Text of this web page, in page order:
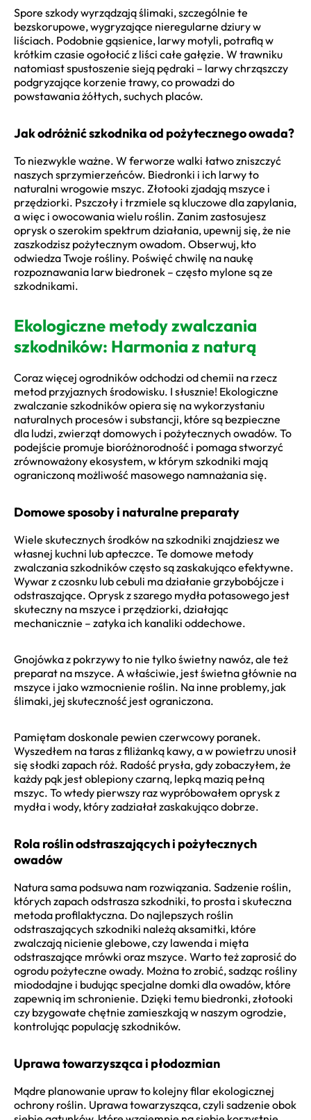
Spore szkody wyrządzają ślimaki, szczególnie te
bezskorupowe, wygryzające nieregularne dziury w
liściach. Podobnie gąsienice, larwy motyli, potrafią w
krótkim czasie ogołocić z liści całe gałęzie. W trawniku
natomiast spustoszenie sieją pędraki – larwy chrząszczy
podgryzające korzenie trawy, co prowadzi do
powstawania żółtych, suchych placów.
Jak odróżnić szkodnika od pożytecznego owada?
To niezwykle ważne. W ferworze walki łatwo zniszczyć
naszych sprzymierzeńców. Biedronki i ich larwy to
naturalni wrogowie mszyc. Złotooki zjadają mszyce i
przędziorki. Pszczoły i trzmiele są kluczowe dla zapylania,
a więc i owocowania wielu roślin. Zanim zastosujesz
oprysk o szerokim spektrum działania, upewnij się, że nie
zaszkodzisz pożytecznym owadom. Obserwuj, kto
odwiedza Twoje rośliny. Poświęć chwilę na naukę
rozpoznawania larw biedronek – często mylone są ze
szkodnikami.
Ekologiczne metody zwalczania
szkodników: Harmonia z naturą
Coraz więcej ogrodników odchodzi od chemii na rzecz
metod przyjaznych środowisku. I słusznie! Ekologiczne
zwalczanie szkodników opiera się na wykorzystaniu
naturalnych procesów i substancji, które są bezpieczne
dla ludzi, zwierząt domowych i pożytecznych owadów. To
podejście promuje bioróżnorodność i pomaga stworzyć
zrównoważony ekosystem, w którym szkodniki mają
ograniczoną możliwość masowego namnażania się.
Domowe sposoby i naturalne preparaty
Wiele skutecznych środków na szkodniki znajdziesz we
własnej kuchni lub apteczce. Te domowe metody
zwalczania szkodników często są zaskakująco efektywne.
Wywar z czosnku lub cebuli ma działanie grzybobójcze i
odstraszające. Oprysk z szarego mydła potasowego jest
skuteczny na mszyce i przędziorki, działając
mechanicznie – zatyka ich kanaliki oddechowe.
Gnojówka z pokrzywy to nie tylko świetny nawóz, ale też
preparat na mszyce. A właściwie, jest świetna głównie na
mszyce i jako wzmocnienie roślin. Na inne problemy, jak
ślimaki, jej skuteczność jest ograniczona.
Pamiętam doskonale pewien czerwcowy poranek.
Wyszedłem na taras z filiżanką kawy, a w powietrzu unosił
się słodki zapach róż. Radość prysła, gdy zobaczyłem, że
każdy pąk jest oblepiony czarną, lepką mazią pełną
mszyc. To wtedy pierwszy raz wypróbowałem oprysk z
mydła i wody, który zadziałał zaskakująco dobrze.
Rola roślin odstraszających i pożytecznych
owadów
Natura sama podsuwa nam rozwiązania. Sadzenie roślin,
których zapach odstrasza szkodniki, to prosta i skuteczna
metoda profilaktyczna. Do najlepszych roślin
odstraszających szkodniki należą aksamitki, które
zwalczają nicienie glebowe, czy lawenda i mięta
odstraszające mrówki oraz mszyce. Warto też zaprosić do
ogrodu pożyteczne owady. Można to zrobić, sadząc rośliny
miododajne i budując specjalne domki dla owadów, które
zapewnią im schronienie. Dzięki temu biedronki, złotooki
czy bzygowate chętnie zamieszkają w naszym ogrodzie,
kontrolując populację szkodników.
Uprawa towarzysząca i płodozmian
Mądre planowanie upraw to kolejny filar ekologicznej
ochrony roślin. Uprawa towarzysząca, czyli sadzenie obok